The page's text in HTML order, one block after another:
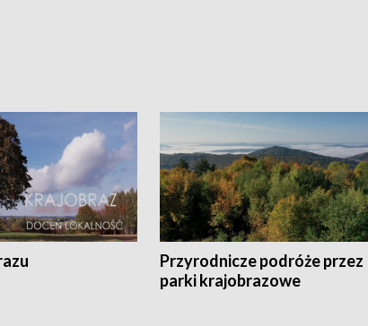
Przyrodnicze podróże przez
parki krajobrazowe